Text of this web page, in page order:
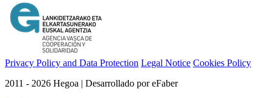
Privacy Policy and Data Protection Legal Notice Cookies Policy
2011 - 2026 Hegoa | Desarrollado por eFaber